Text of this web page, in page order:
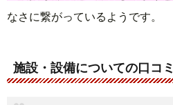
なさに繋がっているようです。
施設・設備についての口コミ